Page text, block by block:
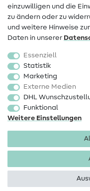
Beliebt
Stoffe
Sale
Schnittmuster
einzuwilligen und die
zu ändern oder zu
und weitere Hinweise
Daten in unserer
Essenziell
Statistik
Marketing
Externe Medien
DHL
Funktional
Weitere Einstellungen
Impressum
Copyright 2026 SewIY